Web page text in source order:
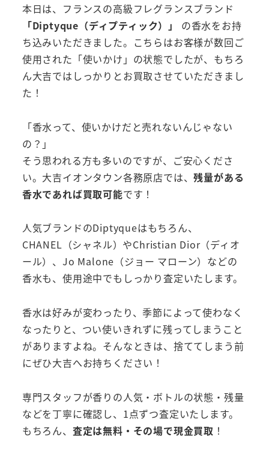
本日は、フランスの高級フレグランスブランド
「Diptyque（ディプティック）」
の香水をお持
ち込みいただきました。こちらはお客様が数回ご
使用された「使いかけ」の状態でしたが、もちろ
ん大吉ではしっかりとお買取させていただきまし
た！
「香水って、使いかけだと売れないんじゃない
の？」
そう思われる方も多いのですが、ご安心くださ
い。大吉イオンタウン各務原店では、残量がある
香水であれば買取可能です！
人気ブランドのDiptyqueはもちろん、
CHANEL（シャネル）やChristian Dior（ディオ
ール）、Jo Malone（ジョー マローン）などの
香水も、使用途中でもしっかり査定いたします。
香水は好みが変わったり、季節によって使わなく
なったりと、つい使いきれずに残ってしまうこと
がありますよね。そんなときは、捨ててしまう前
にぜひ大吉へお持ちください！
専門スタッフが香りの人気・ボトルの状態・残量
などを丁寧に確認し、1点ずつ査定いたします。
もちろん、 査定は無料・その場で現金買取 ！